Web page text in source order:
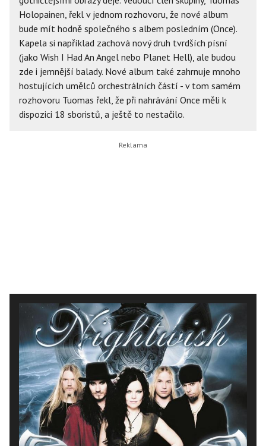
Holopainen, řekl v jednom rozhovoru, že nové album
bude mít hodně společného s albem posledním (Once).
Kapela si například zachová nový druh tvrdších písní
(jako Wish I Had An Angel nebo Planet Hell), ale budou
zde i jemnější balady. Nové album také zahrnuje mnoho
hostujících umělců orchestrálních částí - v tom samém
rozhovoru Tuomas řekl, že při nahrávání Once měli k
dispozici 18 sboristů, a ještě to nestačilo.